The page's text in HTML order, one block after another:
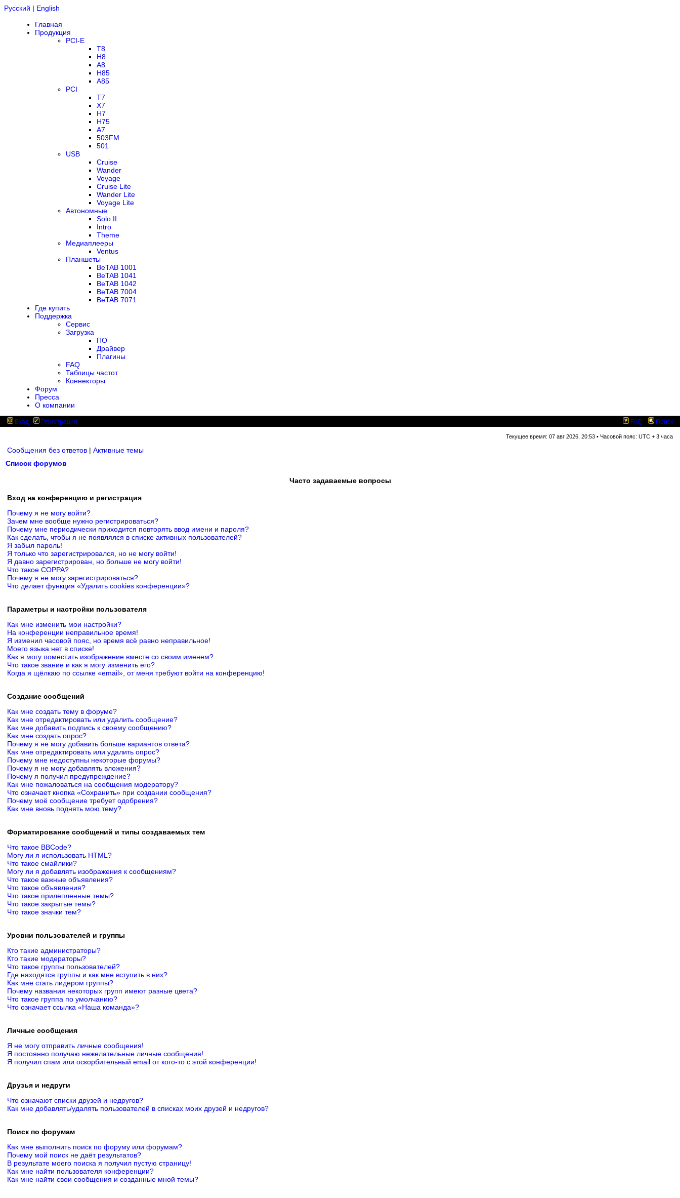
Русский | English
Главная
Продукция
PCI-E
T8
H8
A8
H85
A85
PCI
T7
X7
H7
H75
A7
503FM
501
USB
Cruise
Wander
Voyage
Cruise Lite
Wander Lite
Voyage Lite
Автономные
Solo II
Intro
Theme
Медиаплееры
Ventus
Планшеты
BeTAB 1001
BeTAB 1041
BeTAB 1042
BeTAB 7004
BeTAB 7071
Где купить
Поддержка
Сервис
Загрузка
ПО
Драйвер
Плагины
FAQ
Таблицы частот
Коннекторы
Форум
Пресса
О компании
Вход Регистрация FAQ Поиск
Текущее время: 07 авг 2026, 20:53 • Часовой пояс: UTC + 3 часа
Сообщения без ответов | Активные темы
Список форумов
Часто задаваемые вопросы
Вход на конференцию и регистрация
Почему я не могу войти?
Зачем мне вообще нужно регистрироваться?
Почему мне периодически приходится повторять ввод имени и пароля?
Как сделать, чтобы я не появлялся в списке активных пользователей?
Я забыл пароль!
Я только что зарегистрировался, но не могу войти!
Я давно зарегистрирован, но больше не могу войти!
Что такое COPPA?
Почему я не могу зарегистрироваться?
Что делает функция «Удалить cookies конференции»?
Параметры и настройки пользователя
Как мне изменить мои настройки?
На конференции неправильное время!
Я изменил часовой пояс, но время всё равно неправильное!
Моего языка нет в списке!
Как я могу поместить изображение вместе со своим именем?
Что такое звание и как я могу изменить его?
Когда я щёлкаю по ссылке «email», от меня требуют войти на конференцию!
Создание сообщений
Как мне создать тему в форуме?
Как мне отредактировать или удалить сообщение?
Как мне добавить подпись к своему сообщению?
Как мне создать опрос?
Почему я не могу добавить больше вариантов ответа?
Как мне отредактировать или удалить опрос?
Почему мне недоступны некоторые форумы?
Почему я не могу добавлять вложения?
Почему я получил предупреждение?
Как мне пожаловаться на сообщения модератору?
Что означает кнопка «Сохранить» при создании сообщения?
Почему моё сообщение требует одобрения?
Как мне вновь поднять мою тему?
Форматирование сообщений и типы создаваемых тем
Что такое BBCode?
Могу ли я использовать HTML?
Что такое смайлики?
Могу ли я добавлять изображения к сообщениям?
Что такое важные объявления?
Что такое объявления?
Что такое прилепленные темы?
Что такое закрытые темы?
Что такое значки тем?
Уровни пользователей и группы
Кто такие администраторы?
Кто такие модераторы?
Что такое группы пользователей?
Где находятся группы и как мне вступить в них?
Как мне стать лидером группы?
Почему названия некоторых групп имеют разные цвета?
Что такое группа по умолчанию?
Что означает ссылка «Наша команда»?
Личные сообщения
Я не могу отправить личные сообщения!
Я постоянно получаю нежелательные личные сообщения!
Я получил спам или оскорбительный email от кого-то с этой конференции!
Друзья и недруги
Что означают списки друзей и недругов?
Как мне добавлять/удалять пользователей в списках моих друзей и недругов?
Поиск по форумам
Как мне выполнить поиск по форуму или форумам?
Почему мой поиск не даёт результатов?
В результате моего поиска я получил пустую страницу!
Как мне найти пользователя конференции?
Как мне найти свои сообщения и созданные мной темы?